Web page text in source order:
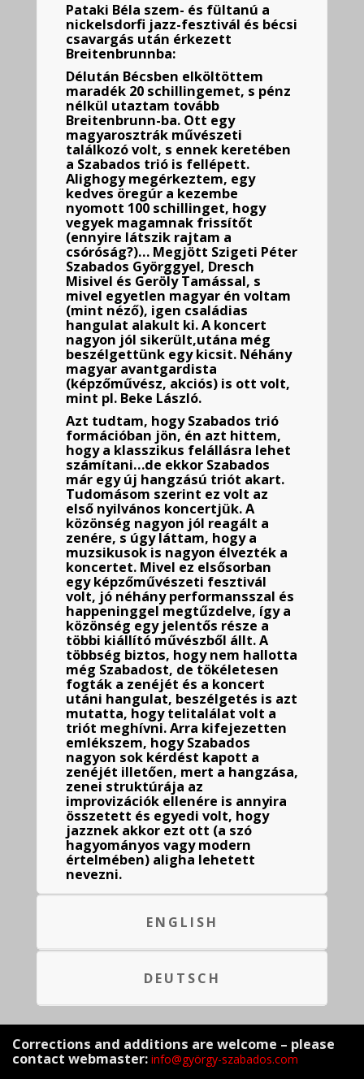
Pataki Béla szem- és fültanú a
nickelsdorfi jazz-fesztivál és bécsi
csavargás után érkezett
Breitenbrunnba:
Délután Bécsben elköltöttem
maradék 20 schillingemet, s pénz
nélkül utaztam tovább
Breitenbrunn-ba. Ott egy
magyarosztrák művészeti
találkozó volt, s ennek keretében
a Szabados trió is fellépett.
Alighogy megérkeztem, egy
kedves öregúr a kezembe
nyomott 100 schillinget, hogy
vegyek magamnak frissítőt
(ennyire látszik rajtam a
csóróság?)… Megjött Szigeti Péter
Szabados Györggyel, Dresch
Misivel és Geröly Tamással, s
mivel egyetlen magyar én voltam
(mint néző), igen családias
hangulat alakult ki. A koncert
nagyon jól sikerült,utána még
beszélgettünk egy kicsit. Néhány
magyar avantgardista
(képzőművész, akciós) is ott volt,
mint pl. Beke László.
Azt tudtam, hogy Szabados trió
formációban jön, én azt hittem,
hogy a klasszikus felállásra lehet
számítani…de ekkor Szabados
már egy új hangzású triót akart.
Tudomásom szerint ez volt az
első nyilvános koncertjük. A
közönség nagyon jól reagált a
zenére, s úgy láttam, hogy a
muzsikusok is nagyon élvezték a
koncertet. Mivel ez elsősorban
egy képzőművészeti fesztivál
volt, jó néhány performansszal és
happeninggel megtűzdelve, így a
közönség egy jelentős része a
többi kiállító művészből állt. A
többség biztos, hogy nem hallotta
még Szabadost, de tökéletesen
fogták a zenéjét és a koncert
utáni hangulat, beszélgetés is azt
mutatta, hogy telitalálat volt a
triót meghívni. Arra kifejezetten
emlékszem, hogy Szabados
nagyon sok kérdést kapott a
zenéjét illetően, mert a hangzása,
zenei struktúrája az
improvizációk ellenére is annyira
összetett és egyedi volt, hogy
jazznek akkor ezt ott (a szó
hagyományos vagy modern
értelmében) aligha lehetett
nevezni.
ENGLISH
DEUTSCH
Corrections and additions are welcome – please
contact webmaster: info@györgy-szabados.com